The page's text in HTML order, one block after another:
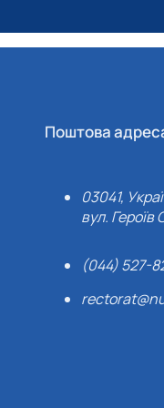
Поштова
03041,
вул. Героїв
(044) 527-